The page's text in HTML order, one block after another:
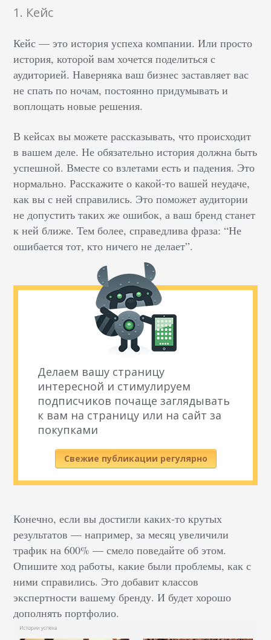
1. Кейс
Кейс — это история успеха компании. Или просто
история, которой вам хочется поделиться с
аудиторией. Наверняка ваш бизнес заставляет вас
не спать по ночам, постоянно придумывать и
воплощать новые решения.
В кейсах вы можете рассказывать, что происходит
в вашем деле. Не обязательно история должна быть
успешной. Вместе со взлетами есть и падения. Это
нормально. Расскажите о какой-то вашей неудаче,
как вы с ней справились. Это поможет аудитории
не допустить таких же ошибок, а ваш бренд станет
к ней ближе. Тем более, справедлива фраза: “Не
ошибается тот, кто ничего не делает”.
Делаем вашу страницу
интересной и стимулируем
подписчиков почаще заглядывать
к вам на страницу или на сайт за
покупками
Свежие публикации регулярно
Конечно, если вы достигли каких-то крутых
результатов — например, за месяц увеличили
трафик на 600% — смело поведайте об этом.
Опишите ход работы, какие были проблемы, как с
ними справились. Это добавит классов
экспертности вашему бренду. И будет хорошо
дополнять портфолио.